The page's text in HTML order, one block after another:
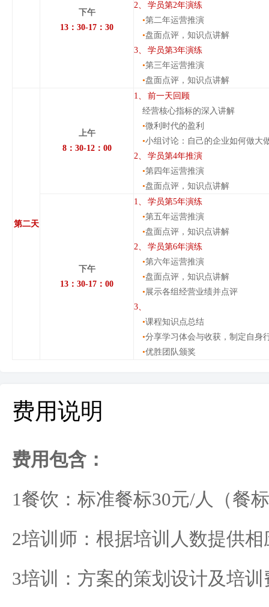
下午
13 ： 30-17 ： 30
2、
学员第2年演练
•第二年运营推演
•盘面点评，知识点讲解
3、
学员第3年演练
•第三年运营推演
•盘面点评，知识点讲解
第二天
上午
8： 30-12： 00
1、
前一天回顾
经营核心指标的深入讲解
•微利时代的盈利
•小组讨论：自己的企业如何做大
2、
学员第4年推演
•第四年运营推演
•盘面点评，知识点讲解
下午
13 ： 30-17 ： 00
1、 学员第5年演练
•第五年运营推演
•盘面点评，知识点讲解
2、
学员第6年演练
•第六年运营推演
•盘面点评，知识点讲解
•展示各组经营业绩并点评
3、
•课程知识点总结
•分享学习体会与收获，制定自身
•优胜团队颁奖
费用说明
费用包含：
1餐饮：标准餐标30元/人（餐
2培训师：根据培训人数提供
3培训：方案的策划设计及培训